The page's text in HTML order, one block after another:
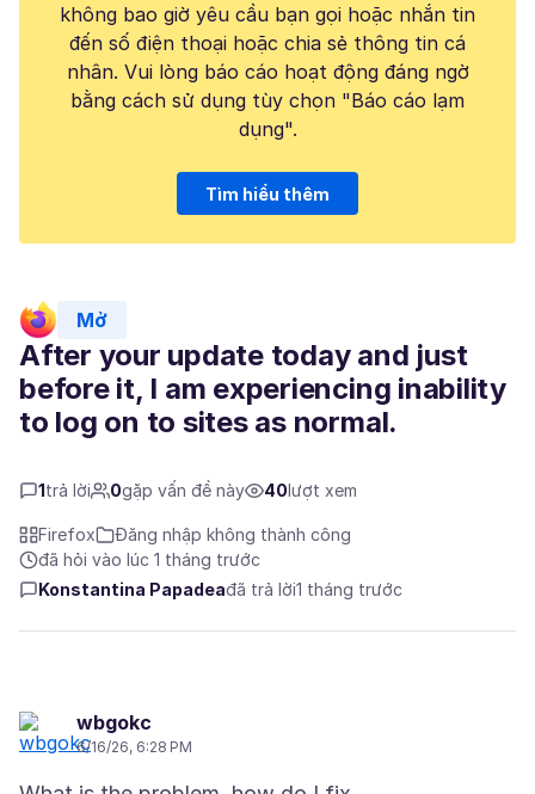
không bao giờ yêu cầu bạn gọi hoặc nhắn tin
đến số điện thoại hoặc chia sẻ thông tin cá
nhân. Vui lòng báo cáo hoạt động đáng ngờ
bằng cách sử dụng tùy chọn "Báo cáo lạm
dụng".
Tìm hiểu thêm
Mở
After your update today and just
before it, I am experiencing inability
to log on to sites as normal.
1trả lời 0gặp vấn đề này 40lượt xem
Firefox
Đăng nhập không thành công
đã hỏi vào lúc 1 tháng trước
Konstantina Papadeađã trả lời1 tháng trước
wbgokc
6/16/26, 6:28 PM